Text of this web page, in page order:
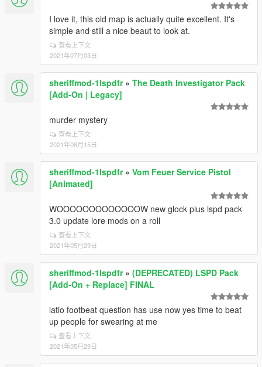
I love it, this old map is actually quite excellent. It's
simple and still a nice beaut to look at.
查看上下文
2021年07月03日
sheriffmod-1lspdfr» The Death Investigator Pack
[Add-On | Legacy]
murder mystery
查看上下文
2021年06月15日
sheriffmod-1lspdfr» Vom Feuer Service Pistol
[Animated]
WOOOOOOOOOOOOOW new glock plus lspd pack
3.0 update lore mods on a roll
查看上下文
2021年05月29日
sheriffmod-1lspdfr» (DEPRECATED) LSPD Pack
[Add-On + Replace] FINAL
latio footbeat question has use now yes time to beat
up people for swearing at me
查看上下文
2021年05月29日